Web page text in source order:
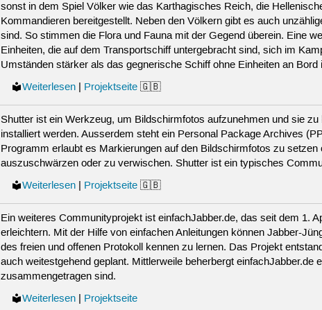
sonst in dem Spiel Völker wie das Karthagisches Reich, die
Kommandieren bereitgestellt. Neben den Völkern gibt es auch
sind. So stimmen die Flora und Fauna mit der Gegend überein. Eine
Einheiten, die auf dem Transportschiff untergebracht sind, sich im
Umständen stärker als das gegnerische Schiff ohne Einheiten an Bord
Weiterlesen| Projektseite🇬🇧
Shutter ist ein Werkzeug, um Bildschirmfotos aufzunehmen und sie
installiert werden. Ausserdem steht ein Personal Package Archives
Programm erlaubt es Markierungen auf den Bildschirmfotos zu
auszuschwärzen oder zu verwischen. Shutter ist ein typisches
Weiterlesen| Projektseite🇬🇧
Ein weiteres Communityprojekt ist einfachJabber.de, das seit dem 1.
erleichtern. Mit der Hilfe von einfachen Anleitungen können Jabber-
des freien und offenen Protokoll kennen zu lernen. Das Projekt
auch weitestgehend geplant. Mittlerweile beherbergt einfachJabber.de
zusammengetragen sind.
Weiterlesen| Projektseite